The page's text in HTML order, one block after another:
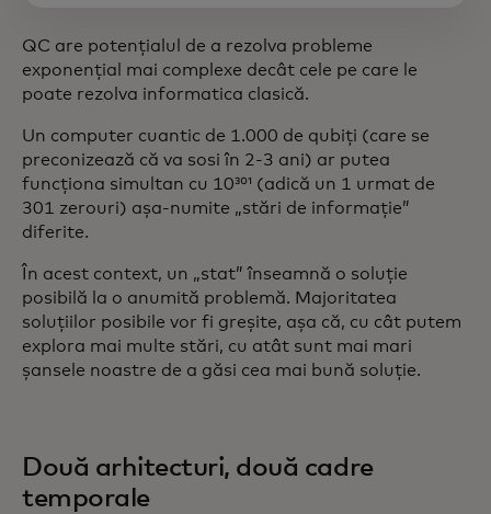
QC are potențialul de a rezolva probleme
exponențial mai complexe decât cele pe care le
poate rezolva informatica clasică.
Un computer cuantic de 1.000 de qubiți (care se
preconizează că va sosi în 2-3 ani) ar putea
funcționa simultan cu 10³⁰¹ (adică un 1 urmat de
301 zerouri) așa-numite „stări de informație”
diferite.
În acest context, un „stat” înseamnă o soluție
posibilă la o anumită problemă. Majoritatea
soluțiilor posibile vor fi greșite, așa că, cu cât putem
explora mai multe stări, cu atât sunt mai mari
șansele noastre de a găsi cea mai bună soluție.
Două arhitecturi, două cadre
temporale